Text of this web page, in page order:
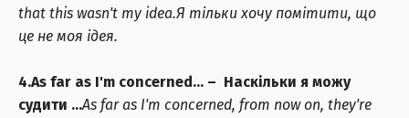
that this wasn't my idea.Я тільки хочу помітити, що
це не моя ідея.
4.As far as I'm concerned… – Наскільки я можу
судити …As far as I'm concerned, from now on, they're